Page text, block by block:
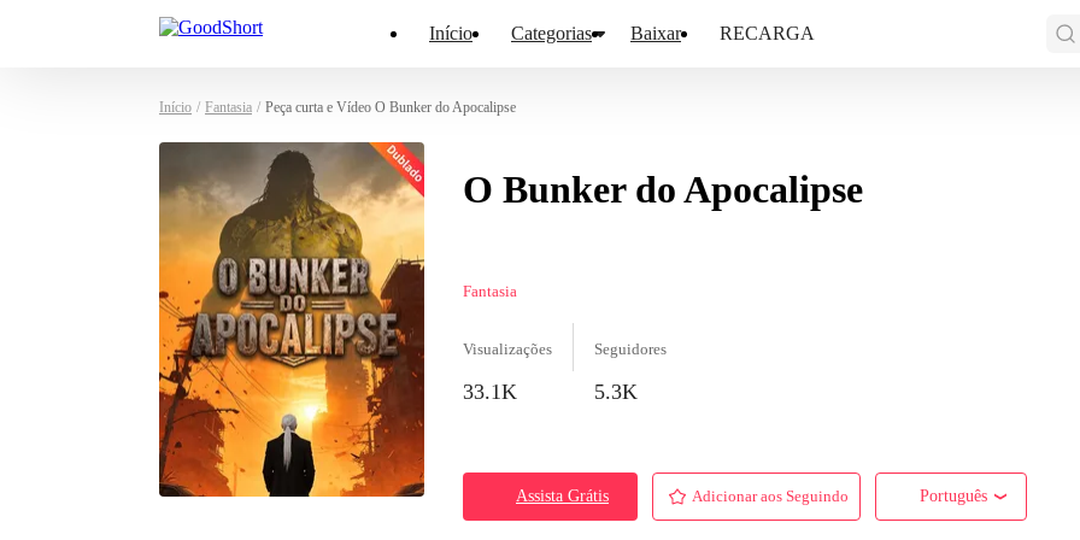
Início Categorias Baixar RECARGA
Início / Fantasia / Peça curta e Vídeo O Bunker do Apocalipse
O Bunker do Apocalipse
Fantasia
Visualizações
33.1K
Seguidores
5.3K
Assista Grátis Adicionar aos Seguindo Português